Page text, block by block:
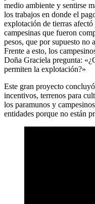
medio ambiente y sentirse
los trabajos en donde el
explotación de tierras
campesinas que fueron
pesos, que por supuesto no
Frente a esto, los
Doña Graciela pregunta:
permiten la explotación?»
Este gran proyecto
incentivos, terrenos para
los paramunos y
entidades porque no están